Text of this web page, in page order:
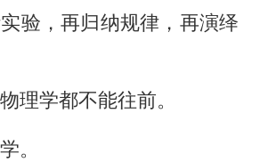
验，再归纳规律，再演绎
理学都不能往前。
。